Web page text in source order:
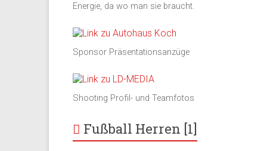
Energie, da wo man sie braucht.
Sponsor Präsentationsanzüge
Shooting Profil- und Teamfotos
Fußball Herren [1]